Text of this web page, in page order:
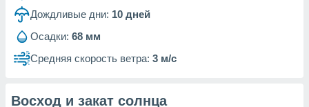
сведения
1199
Дождливые дни: 10 дней
Осадки: 68 мм
Средняя скорость ветра: 3 м/с
Восход и закат солнца